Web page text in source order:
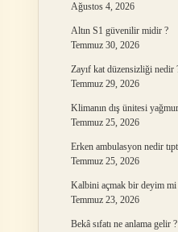
Ağustos 4, 2026
Altın S1 güvenilir midir ?
Temmuz 30, 2026
Zayıf kat düzensizliği nedir
Temmuz 29, 2026
Klimanın dış ünitesi
Temmuz 25, 2026
Erken ambulasyon nedir
Temmuz 25, 2026
Kalbini açmak bir deyim mi
Temmuz 23, 2026
Bekâ sıfatı ne anlama gelir ?